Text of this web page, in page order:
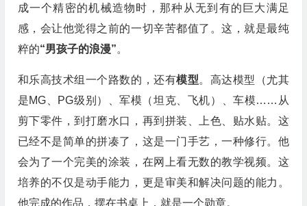
成一个精密的机械造物时，那种从无到有的巨大满足
感，会让他觉得之前的一切辛苦都值了。这，就是最纯
粹的“男孩子的浪漫”。
和乐高技术组一个路数的，还有模型。高达模型（尤其
是MG、PG级别）、军模（坦克、飞机）、车模……从
剪下零件，到打磨水口，再到拼装、上色、贴水贴。这
已经不是简单的拼凑了，这是一门手艺，一种修行。他
会为了一个完美的涂装，在网上看无数的教学视频。这
培养的不仅是动手能力，更是审美和解决问题的能力。
他完成的作品，摆在书桌上，就是一个勋章。